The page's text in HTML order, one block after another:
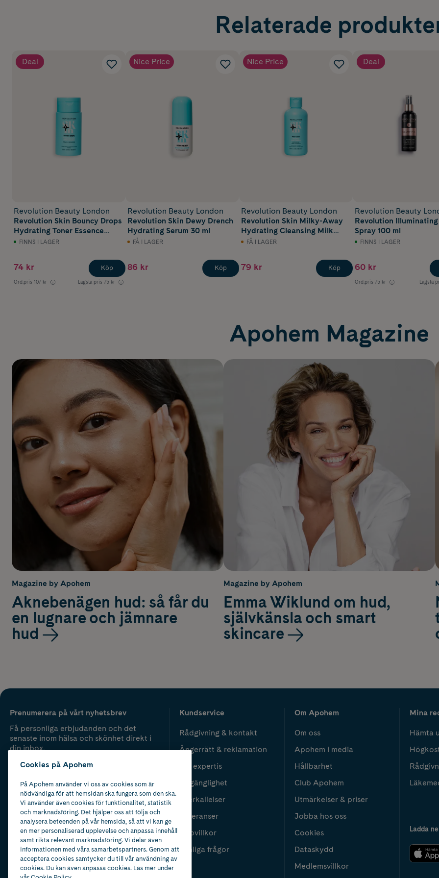
Relaterade
Deal
Revolution Beauty London
Revolution Skin Bouncy Drops
Hydrating Toner Essence
150 ml
FINNS I LAGER
74 kr
Ord.pris 107 kr Lägsta pris 75 kr
Köp
Nice Price
Revolution Beauty London
Revolution Skin Dewy Drench
Hydrating Serum 30 ml
FÅ I LAGER
86 kr Köp
Nice Price
Revolution Beauty London
Revolution Skin Milky-Away
Hydrating Cleansing Milk
200 ml
FÅ I LAGER
79 kr Köp
Deal
Revolution Beauty
Revolution
Spray 100 ml
FINNS I LAGER
60 kr
Ord.pris 75 kr Lägsta
Apohem Magazine
Magazine by Apohem
Aknebenägen hud: så får du
en lugnare och jämnare
hud
Magazine by Apohem
Emma Wiklund om hud,
självkänsla och smart
skincare
Prenumerera på vårt nyhetsbrev
Få personliga erbjudanden och det
senaste inom hälsa och skönhet direkt i
din inbox.
Kundservice
Rådgivning & kontakt
Ångerrätt & reklamation
Vår expertis
Tillgänglighet
Återkallelser
Leveranser
Köpvillkor
Vanliga frågor
Om Apohem
Om oss
Apohem i media
Hållbarhet
Club Apohem
Utmärkelser & priser
Jobba hos oss
Cookies
Dataskydd
Medlemsvillkor
Mina
Hämta
Ladda
Cookies på Apohem
På Apohem använder vi oss av cookies som är
nödvändiga för att hemsidan ska fungera som den ska.
Vi använder även cookies för funktionalitet, statistik
och marknadsföring. Det hjälper oss att följa och
analysera beteenden på vår hemsida, så att vi kan ge
en mer personaliserad upplevelse och anpassa innehåll
samt rikta relevant marknadsföring. Vi delar även
informationen med våra samarbetspartners. Genom att
acceptera cookies samtycker du till vår användning av
cookies. Du kan även anpassa cookies. Läs mer under